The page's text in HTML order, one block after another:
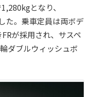
となり、
た。乗車定員は両ボデ
が採用され、サスペ
ダブルウィッシュボ